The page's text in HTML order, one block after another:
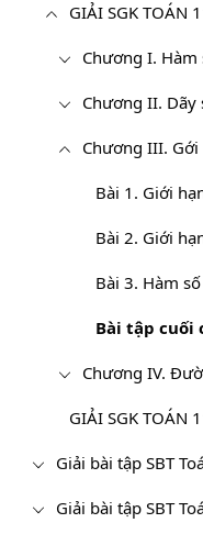
GIẢI SGK TOÁN
Chương II. Dãy
Chương III.
Bài 1. Giới
Bài 2. Giới
Bài 3. Hàm
Bài tập cuối
GIẢI SGK TOÁN
Giải bài tập SBT
Giải bài tập SBT